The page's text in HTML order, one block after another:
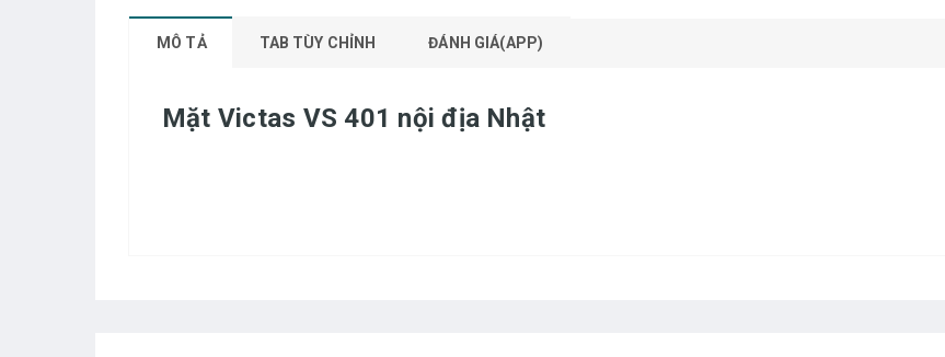
MÔ TẢ TAB TÙY CHỈNH ĐÁNH GIÁ(APP)
Mặt Victas VS 401 nội địa Nhật